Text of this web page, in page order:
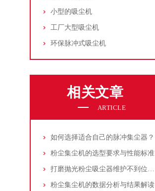
小型的吸尘机
工厂大型吸尘机
环保脉冲式吸尘机
相关文章
ARTICLE
如何选择适合自己的脉冲集尘器？
粉尘集尘机的选型要求与性能标准
打磨抛光粉尘吸尘器维护不到位，那是你没有注意这些而已！
粉尘集尘机的数据分析与结果解读